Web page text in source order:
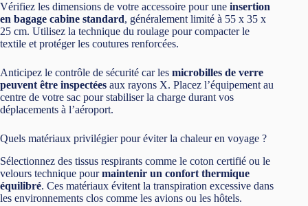
Vérifiez les dimensions de votre accessoire pour une insertion
en bagage cabine standard, généralement limité à 55 x 35 x
25 cm. Utilisez la technique du roulage pour compacter le
textile et protéger les coutures renforcées.
Anticipez le contrôle de sécurité car les microbilles de verre
peuvent être inspectées aux rayons X. Placez l’équipement au
centre de votre sac pour stabiliser la charge durant vos
déplacements à l’aéroport.
Quels matériaux privilégier pour éviter la chaleur en voyage ?
Sélectionnez des tissus respirants comme le coton certifié ou le
velours technique pourmaintenir un confort thermique
équilibré. Ces matériaux évitent la transpiration excessive dans
les environnements clos comme les avions ou les hôtels.